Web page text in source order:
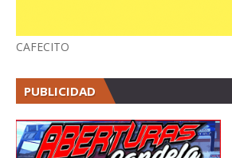
CAFECITO
PUBLICIDAD